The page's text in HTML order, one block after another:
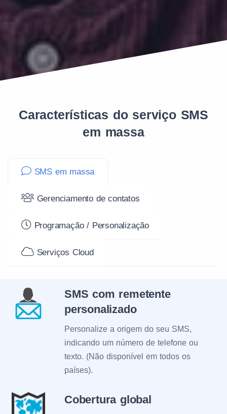
Características do serviço SMS
em massa
SMS em massa
Gerenciamento de contatos
Programação / Personalização
Serviços Cloud
SMS com remetente
personalizado
Personalize a origem do seu SMS,
indicando um número de telefone ou
texto. (Não disponível em todos os
países).
Cobertura global